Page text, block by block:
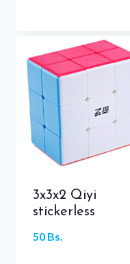
3x3x2 Qiyi
stickerless
50 Bs.